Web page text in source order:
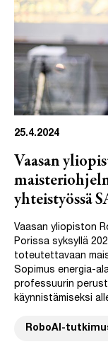
25.4.2024
Vaasan
yhteistyössä
Vaasan yliopiston
Porissa syksyllä
toteutettavaan
Sopimus energia-
professuurin
käynnistämiseksi
RoboAI-